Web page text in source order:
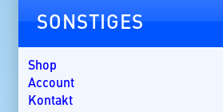
Kap Verde
Kroatien
Kuba
Lakkadiven
SONSTIGES
Shop
Account
Kontakt